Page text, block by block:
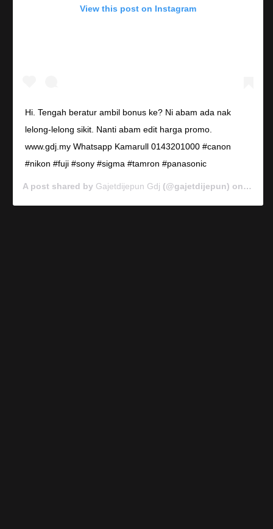
View this post on Instagram
Hi. Tengah beratur ambil bonus ke? Ni abam ada nak
lelong-lelong sikit. Nanti abam edit harga promo.
www.gdj.my Whatsapp Kamarull 0143201000 #canon
#nikon #fuji #sony #sigma #tamron #panasonic
A post shared by Gajetdijepun Gdj (@gajetdijepun) on Jan 7,